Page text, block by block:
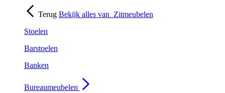
Terug Bekijk alles van Zitmeubelen
Stoelen
Barstoelen
Banken
Bureaumeubelen